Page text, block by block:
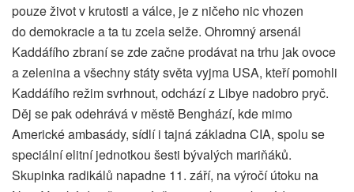
pouze život v krutosti a válce, je z ničeho nic vhozen
do demokracie a ta tu zcela selže. Ohromný arsenál
Kaddáfího zbraní se zde začne prodávat na trhu jak ovoce
a zelenina a všechny státy světa vyjma USA, kteří pomohli
Kaddáfího režim svrhnout, odchází z Libye nadobro pryč.
Děj se pak odehrává v městě Benghází, kde mimo
Americké ambasády, sídlí i tajná základna CIA, spolu se
speciální elitní jednotkou šesti bývalých mariňáků.
Skupinka radikálů napadne 11. září, na výročí útoku na